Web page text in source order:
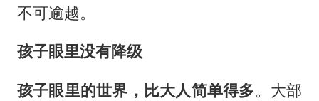
不可逾越。
孩子眼里没有降级
孩子眼里的世界，比大人简单得多。大部